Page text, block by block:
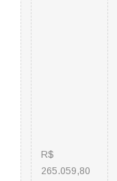
R$
265.059,80